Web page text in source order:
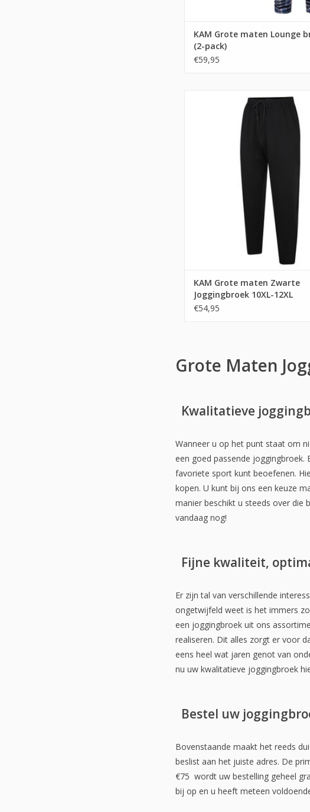
KAM Grote maten Lounge
(2-pack)
€59,95
KAM Grote maten Zwarte
Joggingbroek 10XL-12XL
€54,95
Grote Maten
Kwalitatieve
Wanneer u op het punt staat om
een goed passende
favoriete sport kunt beoefenen.
kopen. U kunt bij ons een keuze
manier beschikt u steeds over die
vandaag nog!
Fijne kwaliteit,
Er zijn tal van verschillende
ongetwijfeld weet is het immers
een joggingbroek uit ons
realiseren. Dit alles zorgt er voor
eens heel wat jaren genot van
nu uw kwalitatieve joggingbroek
Bestel uw
Bovenstaande maakt het reeds
beslist aan het juiste adres. De
€75 wordt uw bestelling geheel
bij op en u heeft meteen